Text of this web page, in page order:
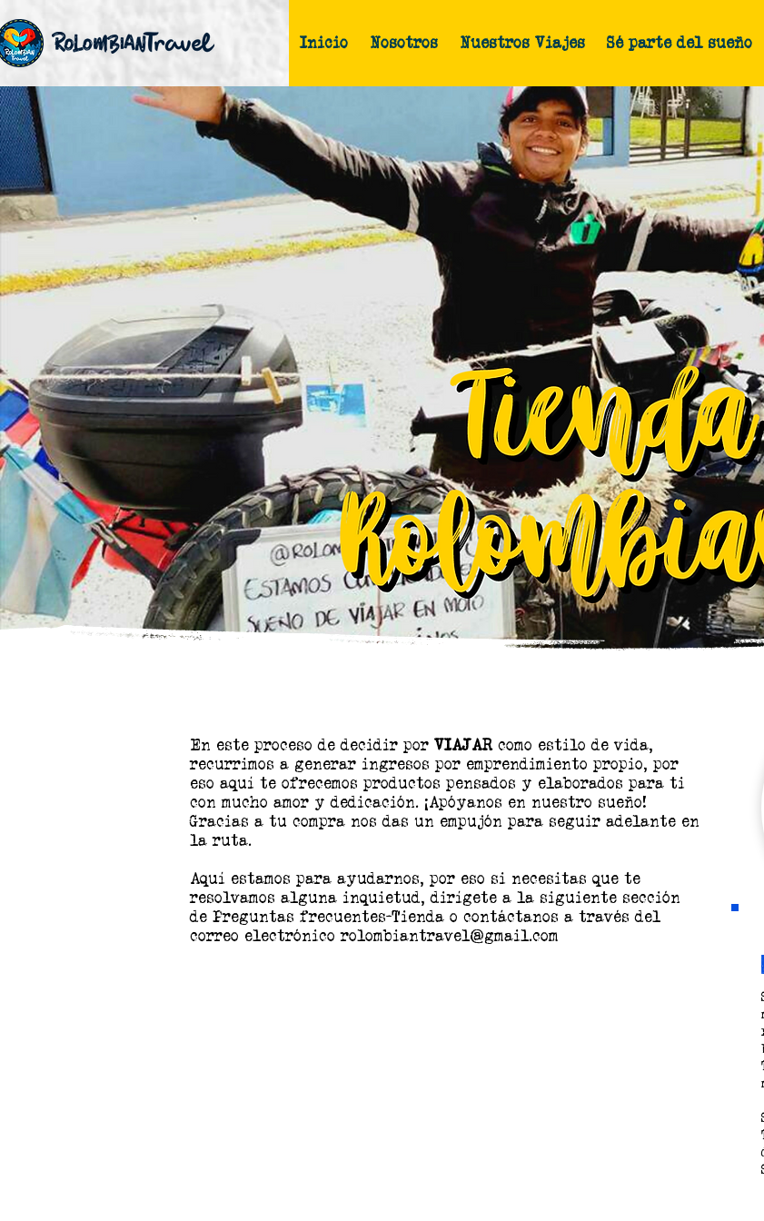
Inicio Nosotros Nuestros Viajes Sé parte del sueño
En este proceso de decidir por VIAJARcomo estilo de vida,
recurrimos a generar ingresos por emprendimiento propio, por
eso aquí te ofrecemos productos pensados y elaborados para ti
con mucho amor y dedicación. ¡Apóyanos en nuestro sueño!
Gracias a tu compra nos das un empujón para seguir adelante en
la ruta.
Aquí estamos para ayudarnos, por eso si necesitas que te
resolvamos alguna inquietud, dirígete a la siguiente sección
de Preguntas frecuentes-Tienda o contáctanos a través del
correo electrónicorolombiantravel@gmail.com